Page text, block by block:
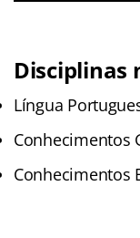
Disciplinas
Língua
Conhecimentos
Conhecimentos